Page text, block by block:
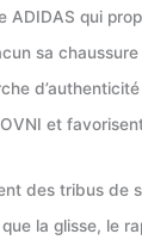
ADIDAS qui
sa
et
des tribus de
la glisse, le